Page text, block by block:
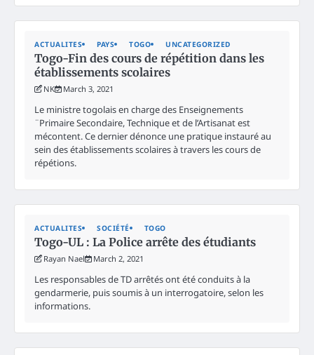
ACTUALITES PAYS TOGO UNCATEGORIZED
Togo-Fin des cours de répétition dans les
établissements scolaires
NK March 3, 2021
Le ministre togolais en charge des Enseignements
¨Primaire Secondaire, Technique et de l’Artisanat est
mécontent. Ce dernier dénonce une pratique instauré au
sein des établissements scolaires à travers les cours de
répétions.
ACTUALITES SOCIÉTÉ TOGO
Togo-UL : La Police arrête des étudiants
Rayan Nael March 2, 2021
Les responsables de TD arrêtés ont été conduits à la
gendarmerie, puis soumis à un interrogatoire, selon les
informations.